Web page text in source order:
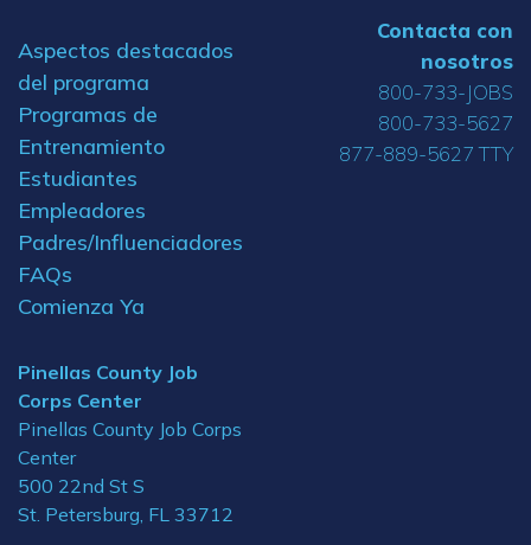
Aspectos destacados
del programa
Programas de
Entrenamiento
Estudiantes
Empleadores
Padres/Influenciadores
FAQs
Comienza Ya
Pinellas County Job
Corps Center
Pinellas County Job Corps
Center
500 22nd St S
St. Petersburg, FL 33712
Contacta con
nosotros
800-733-JOBS
800-733-5627
877-889-5627 TTY